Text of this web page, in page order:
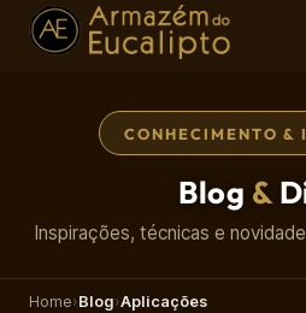
CONHECIMENTO &
Blog &
Inspirações, técnicas e
Home›Blog›Aplicações